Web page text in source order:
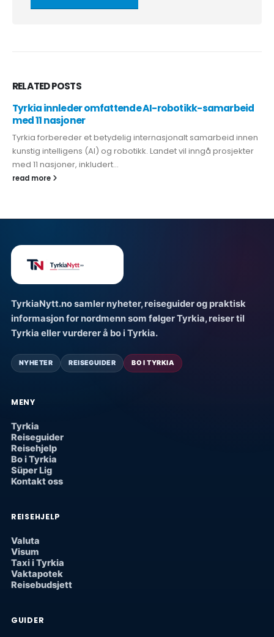
RELATEDPOSTS
Tyrkia innleder omfattende AI-robotikk-samarbeid
med 11 nasjoner
Tyrkia forbereder et betydelig internasjonalt samarbeid innen
kunstig intelligens (AI) og robotikk. Landet vil inngå prosjekter
med 11 nasjoner, inkludert...
read more
TyrkiaNytt.no samler nyheter, reiseguider og praktisk
informasjon for nordmenn som følger Tyrkia, reiser til
Tyrkia eller vurderer å bo i Tyrkia.
NYHETER REISEGUIDER BO I TYRKIA
MENY
Tyrkia
Reiseguider
Reisehjelp
Bo i Tyrkia
Süper Lig
Kontakt oss
REISEHJELP
Valuta
Visum
Taxi i Tyrkia
Vaktapotek
Reisebudsjett
GUIDER